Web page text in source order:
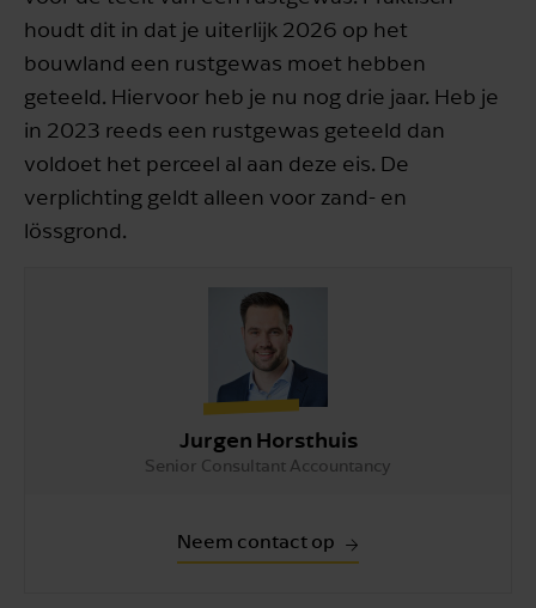
houdt dit in dat je uiterlijk 2026 op het
bouwland een rustgewas moet hebben
geteeld. Hiervoor heb je nu nog drie jaar. Heb je
in 2023 reeds een rustgewas geteeld dan
voldoet het perceel al aan deze eis. De
verplichting geldt alleen voor zand- en
lössgrond.
Jurgen Horsthuis
Senior Consultant Accountancy
Neem contact op